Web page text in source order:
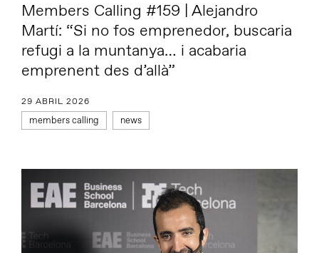
Members Calling #159 | Alejandro
Martí: “Si no fos emprenedor, buscaria
refugi a la muntanya… i acabaria
emprenent des d’allà”
29 ABRIL 2026
members calling news